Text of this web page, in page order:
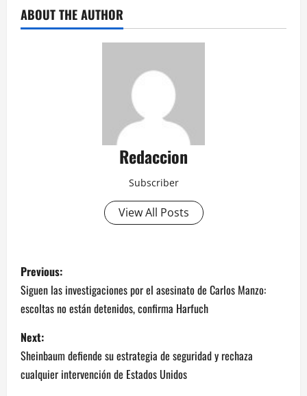
ABOUT THE AUTHOR
Redaccion
Subscriber
View All Posts
P
o
s
t
n
Previous:
Siguen las investigaciones por el asesinato de Carlos Manzo:
escoltas no están detenidos, confirma Harfuch
Next:
Sheinbaum defiende su estrategia de seguridad y rechaza
cualquier intervención de Estados Unidos